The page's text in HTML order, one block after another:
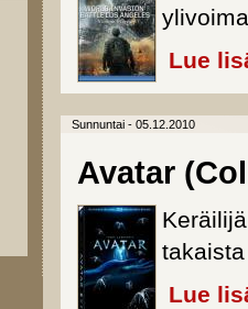
Lue
Sunnuntai - 05.12.2010
Avatar
Lue